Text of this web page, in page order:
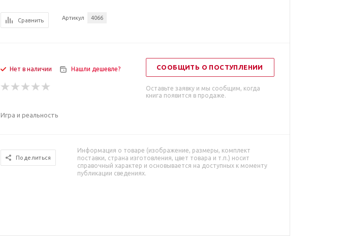
Сравнить Артикул 4066
Нет в наличии Нашли дешевле? СООБЩИТЬ О ПОСТУПЛЕНИИ
Оставьте заявку и мы сообщим, когда
книга появится в продаже.
Игра и реальность
Поделиться
Информация о товаре (изображение, размеры, комплект
поставки, страна изготовления, цвет товара и т.п.) носит
справочный характер и основывается на доступных к моменту
публикации сведениях.